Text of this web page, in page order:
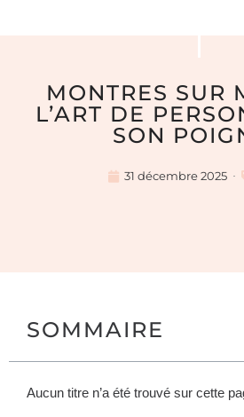
MONTRES SUR
L’ART DE
SON
31 décembre 2025
SOMMAIRE
Aucun titre n’a été trouvé sur cette